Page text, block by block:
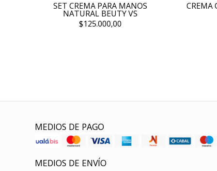
SET CREMA PARA MANOS
NATURAL BEUTY VS
$125.000,00
CREMA
MEDIOS DE PAGO
MEDIOS DE ENVÍO